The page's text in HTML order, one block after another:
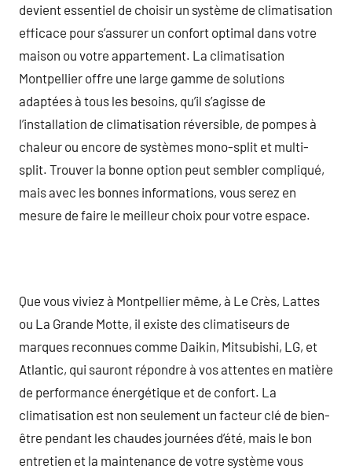
devient essentiel de choisir un système de climatisation
efficace pour s’assurer un confort optimal dans votre
maison ou votre appartement. La climatisation
Montpellier offre une large gamme de solutions
adaptées à tous les besoins, qu’il s’agisse de
l’installation de climatisation réversible, de pompes à
chaleur ou encore de systèmes mono-split et multi-
split. Trouver la bonne option peut sembler compliqué,
mais avec les bonnes informations, vous serez en
mesure de faire le meilleur choix pour votre espace.
Que vous viviez à Montpellier même, à Le Crès, Lattes
ou La Grande Motte, il existe des climatiseurs de
marques reconnues comme Daikin, Mitsubishi, LG, et
Atlantic, qui sauront répondre à vos attentes en matière
de performance énergétique et de confort. La
climatisation est non seulement un facteur clé de bien-
être pendant les chaudes journées d’été, mais le bon
entretien et la maintenance de votre système vous